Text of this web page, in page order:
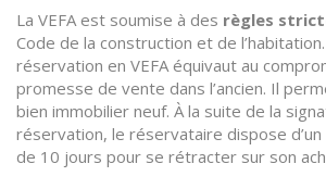
La VEFA est soumise à des règles
Code de la construction et de
réservation en VEFA équivaut au
promesse de vente dans l’ancien. Il
bien immobilier neuf. À la suite de la
réservation, le réservataire dispose
de 10 jours pour se rétracter sur son